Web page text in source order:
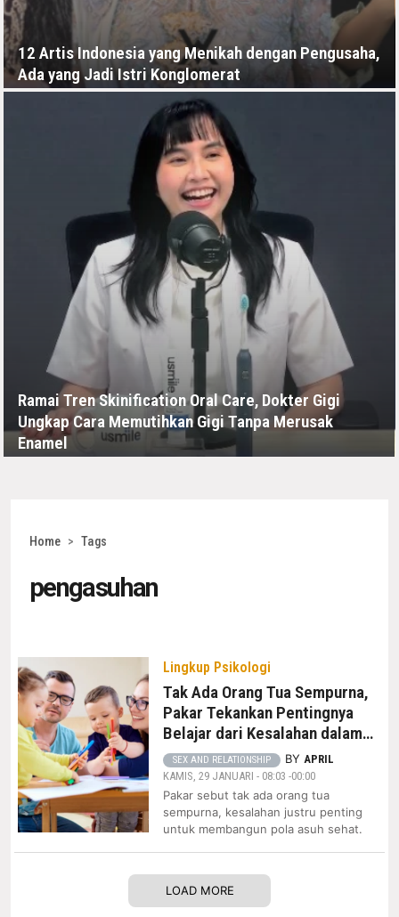
12 Artis Indonesia yang Menikah dengan Pengusaha,
Ada yang Jadi Istri Konglomerat
Ramai Tren Skinification Oral Care, Dokter Gigi
Ungkap Cara Memutihkan Gigi Tanpa Merusak
Enamel
Home > Tags
pengasuhan
Lingkup Psikologi
Tak Ada Orang Tua Sempurna,
Pakar Tekankan Pentingnya
Belajar dari Kesalahan dalam
Pola Asuh
SEX AND RELATIONSHIP BY APRIL
KAMIS, 29 JANUARI - 08:03 -00:00
Pakar sebut tak ada orang tua
sempurna, kesalahan justru penting
untuk membangun pola asuh sehat.
LOAD MORE